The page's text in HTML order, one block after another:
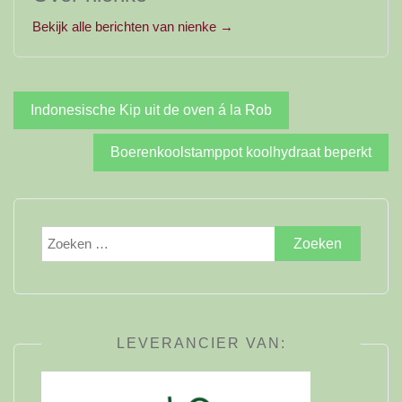
Bekijk alle berichten van nienke →
Bericht
navigatie
Indonesische Kip uit de oven á la Rob
Boerenkoolstamppot koolhydraat beperkt
Zoeken
naar:
LEVERANCIER VAN: